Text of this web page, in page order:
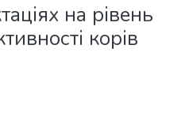
на рівень
корів